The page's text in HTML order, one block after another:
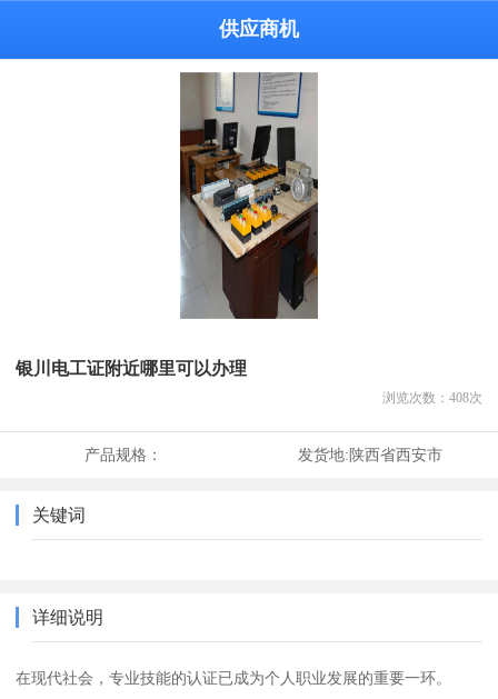
供应商机
银川电工证附近哪里可以办理
浏览次数： 408次
产品规格： 发货地:陕西省西安市
关键词
详细说明
在现代社会，专业技能的认证已成为个人职业发展的重要一环。